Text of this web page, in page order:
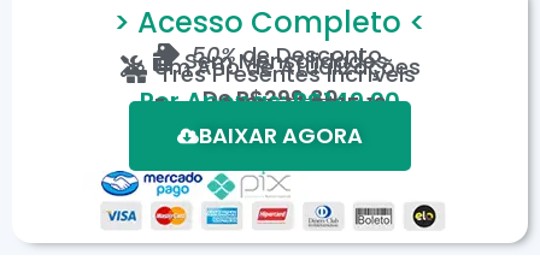
> Acesso Completo <
50%de Desconto
Sem Mensalidades
Um Ano de Atualizações
Três Presentes Incríveis
DeR$299,80
Por Apenas: R$149,90
Em até 12X de R$15,19
*Oferta válida por tempo limitado.
BAIXAR AGORA